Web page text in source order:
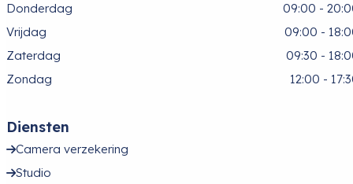
Donderdag
09:00 -
Vrijdag
09:00 -
Zaterdag
09:30 -
Zondag
12:00 -
Diensten
Camera verzekering
Studio